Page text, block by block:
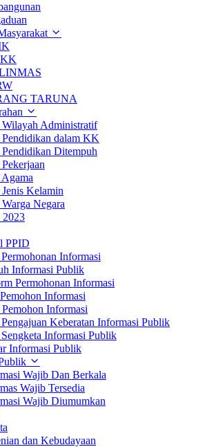
TARUNA
Wilayah Administratif
Pendidikan dalam KK
Pendidikan Ditempuh
Kelamin
Negara
PPID
Informasi
Informasi Publik
Permohonan Informasi
Informasi
Informasi
Keberatan Informasi Publik
Informasi Publik
Informasi Publik
Wajib Dan Berkala
Wajib Tersedia
Wajib Diumumkan
dan Kebudayaan